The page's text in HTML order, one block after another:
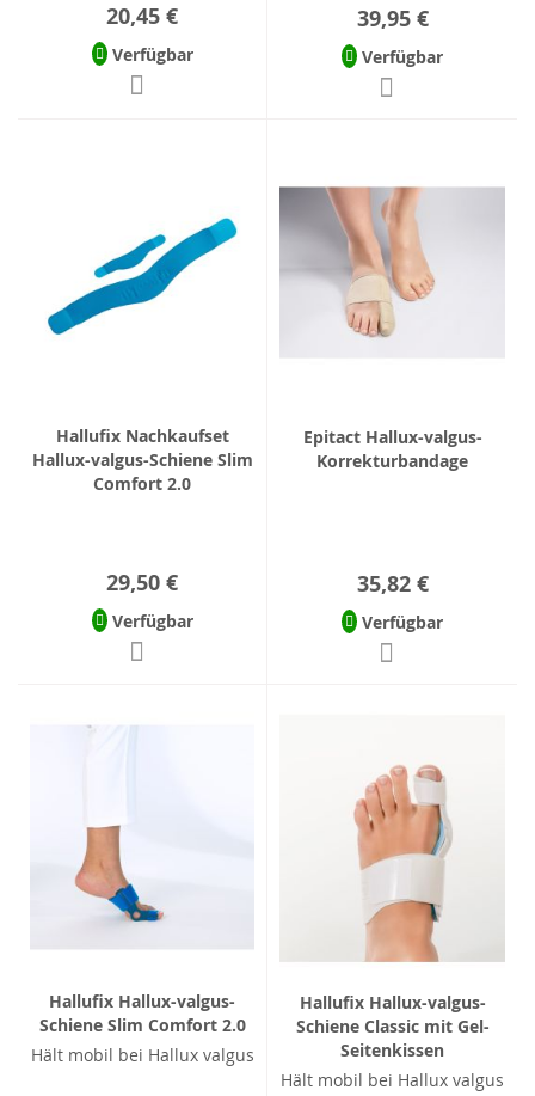
20,45 €
Verfügbar
39,95 €
Verfügbar
Hallufix Nachkaufset
Hallux-valgus-Schiene Slim
Comfort 2.0
29,50 €
Verfügbar
Epitact Hallux-valgus-
Korrekturbandage
35,82 €
Verfügbar
Hallufix Hallux-valgus-
Schiene Slim Comfort 2.0
Hält mobil bei Hallux valgus
Hallufix Hallux-valgus-
Schiene Classic mit Gel-
Seitenkissen
Hält mobil bei Hallux valgus